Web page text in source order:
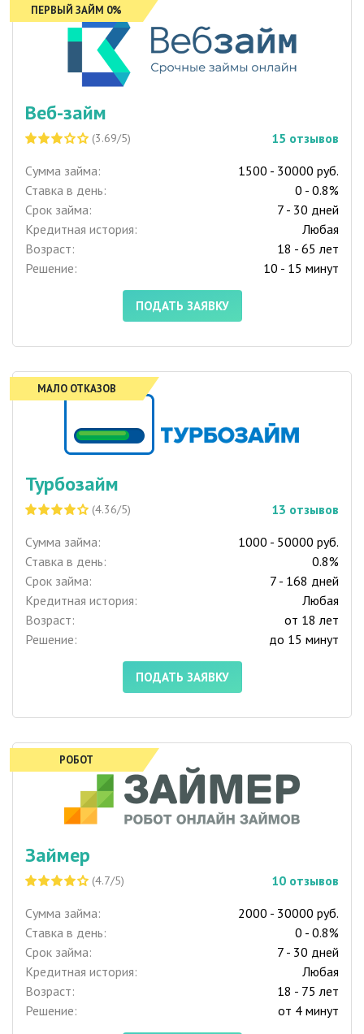
ПЕРВЫЙ ЗАЙМ 0%
Веб-займ
(3.69/5) 15 отзывов
Сумма займа:
1500 - 30000 руб.
Ставка в день:
0 - 0.8%
Срок займа:
7 - 30 дней
Кредитная история:
Любая
Возраст:
18 - 65 лет
Решение:
10 - 15 минут
ПОДАТЬ ЗАЯВКУ
МАЛО ОТКАЗОВ
Турбозайм
(4.36/5) 13 отзывов
Сумма займа:
1000 - 50000 руб.
Ставка в день:
0.8%
Срок займа:
7 - 168 дней
Кредитная история:
Любая
Возраст:
от 18 лет
Решение:
до 15 минут
ПОДАТЬ ЗАЯВКУ
РОБОТ
Займер
(4.7/5) 10 отзывов
Сумма займа:
2000 - 30000 руб.
Ставка в день:
0 - 0.8%
Срок займа:
7 - 30 дней
Кредитная история:
Любая
Возраст:
18 - 75 лет
Решение:
от 4 минут